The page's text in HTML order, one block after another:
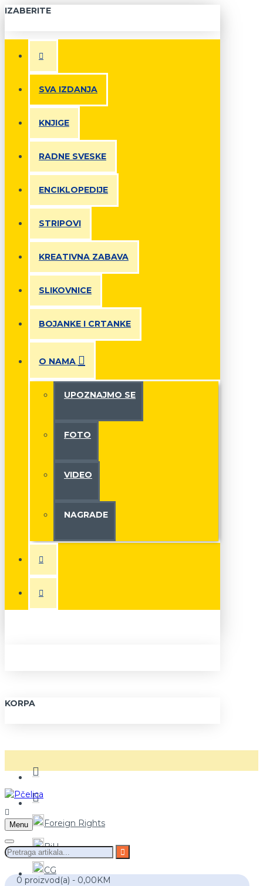
IZABERITE
SVA IZDANJA
KNJIGE
RADNE SVESKE
ENCIKLOPEDIJE
STRIPOVI
KREATIVNA ZABAVA
SLIKOVNICE
BOJANKE I CRTANKE
O NAMA
UPOZNAJMO SE
FOTO
VIDEO
NAGRADE
KORPA
Foreign Rights
BiH
CG
Menu
0 proizvod(a) - 0,00KM